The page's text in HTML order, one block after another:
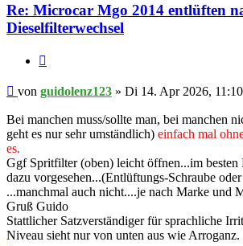
Re: Microcar Mgo 2014 entlüften
Dieselfilterwechsel
Beitrag
von guidolenz123 » Di 14. Apr 2026, 11:10
Bei manchen muss/sollte man, bei manchen
geht es nur sehr umständlich) einfach mal
es.
Ggf Spritfilter (oben) leicht öffnen...im besten
dazu vorgesehen...(Entlüftungs-Schraube
...manchmal auch nicht....je nach Marke und
Gruß Guido
Stattlicher Satzverständiger für sprachliche
Niveau sieht nur von unten aus wie Arroganz.